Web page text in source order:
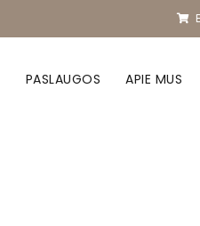
PASLAUGOS APIE MUS